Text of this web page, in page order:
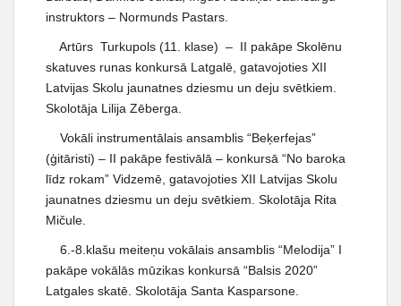
instruktors – Normunds Pastars.
Artūrs Turkupols (11. klase) – II pakāpe Skolēnu
skatuves runas konkursā Latgalē, gatavojoties XII
Latvijas Skolu jaunatnes dziesmu un deju svētkiem.
Skolotāja Lilija Zēberga.
Vokāli instrumentālais ansamblis “Beķerfejas”
(ģitāristi) – II pakāpe festivālā – konkursā “No baroka
līdz rokam” Vidzemē, gatavojoties XII Latvijas Skolu
jaunatnes dziesmu un deju svētkiem. Skolotāja Rita
Mičule.
6.-8.klašu meiteņu vokālais ansamblis “Melodija” I
pakāpe vokālās mūzikas konkursā “Balsis 2020”
Latgales skatē. Skolotāja Santa Kasparsone.